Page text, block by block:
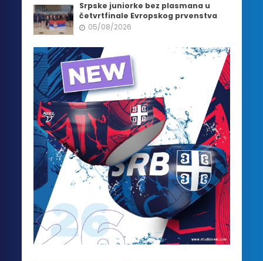
Srpske juniorke bez plasmana u
četvrtfinale Evropskog prvenstva
05/08/2026